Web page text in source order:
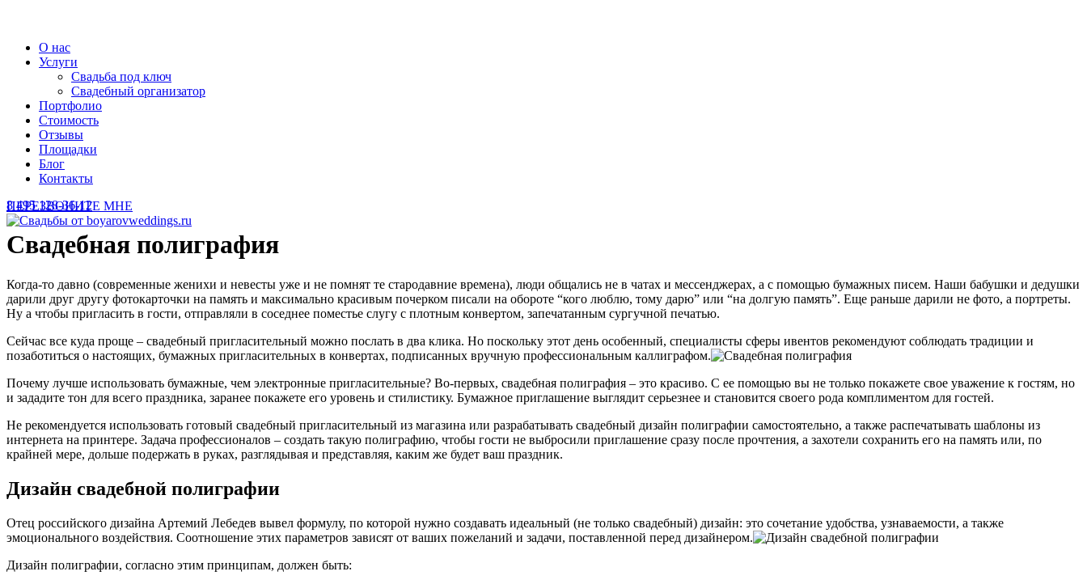
О нас
Услуги
Свадьба под ключ
Свадебный организатор
Портфолио
Стоимость
Отзывы
Площадки
Блог
Контакты
ПЕРЕЗВОНИТЕ МНЕ
8 495 128-36-12
Свадебная полиграфия
Когда-то давно (современные женихи и невесты уже и не помнят те стародавние времена), люди общались не в чатах и мессенджерах, а с помощью бумажных писем. Наши бабушки и дедушки
дарили друг другу фотокарточки на память и максимально красивым почерком писали на обороте “кого люблю, тому дарю” или “на долгую память”. Еще раньше дарили не фото, а портреты.
Ну а чтобы пригласить в гости, отправляли в соседнее поместье слугу с плотным конвертом, запечатанным сургучной печатью.
Сейчас все куда проще – свадебный пригласительный можно послать в два клика. Но поскольку этот день особенный, специалисты сферы ивентов рекомендуют соблюдать традиции и
позаботиться о настоящих, бумажных пригласительных в конвертах, подписанных вручную профессиональным каллиграфом.
Почему лучше использовать бумажные, чем электронные пригласительные? Во-первых, свадебная полиграфия – это красиво. С ее помощью вы не только покажете свое уважение к гостям, но
и зададите тон для всего праздника, заранее покажете его уровень и стилистику. Бумажное приглашение выглядит серьезнее и становится своего рода комплиментом для гостей.
Не рекомендуется использовать готовый свадебный пригласительный из магазина или разрабатывать свадебный дизайн полиграфии самостоятельно, а также распечатывать шаблоны из
интернета на принтере. Задача профессионалов – создать такую полиграфию, чтобы гости не выбросили приглашение сразу после прочтения, а захотели сохранить его на память или, по
крайней мере, дольше подержать в руках, разглядывая и представляя, каким же будет ваш праздник.
Дизайн свадебной полиграфии
Отец российского дизайна Артемий Лебедев вывел формулу, по которой нужно создавать идеальный (не только свадебный) дизайн: это сочетание удобства, узнаваемости, а также
эмоционального воздействия. Соотношение этих параметров зависят от ваших пожеланий и задачи, поставленной перед дизайнером.
Дизайн полиграфии, согласно этим принципам, должен быть: